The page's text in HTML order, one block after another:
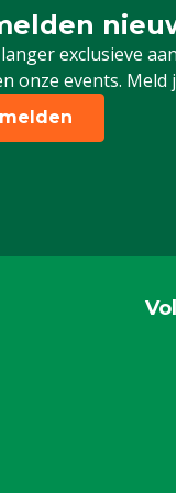
exclusieve
onze events.
in voor onze